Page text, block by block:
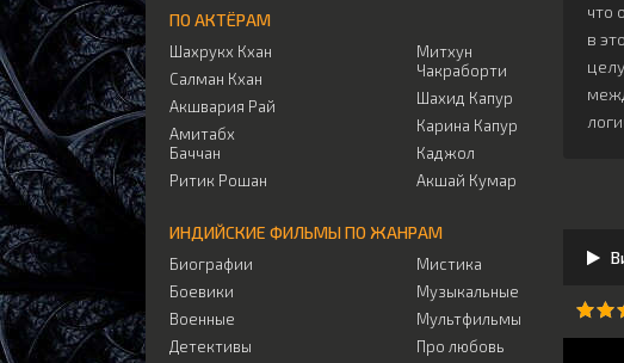
что
в
ПО АКТЁРАМ
Шахрукх Кхан
Салман Кхан
Акшвария Рай
Амитабх
Баччан
Ритик Рошан
Митхун
Чакраборти
Шахид Капур
Карина Капур
Каджол
Акшай Кумар
ИНДИЙСКИЕ ФИЛЬМЫ ПО ЖАНРАМ
Биографии
Боевики
Военные
Детективы
Мистика
Музыкальные
Мультфильмы
Про любовь